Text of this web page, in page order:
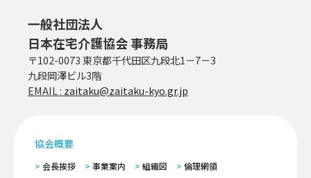
一般社団法人
日本在宅介護協会 事務局
〒102-0073 東京都千代田区九段北1－7－3
九段岡澤ビル3階
EMAIL : zaitaku@zaitaku-kyo.gr.jp
協会概要
会長挨拶 事業案内 組織図
倫理網領